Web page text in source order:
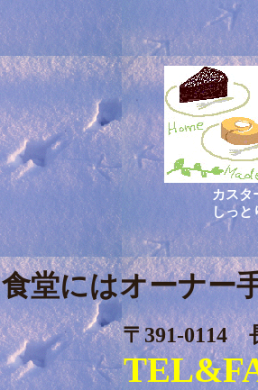
カスタ
しっ
食堂にはオーナー
〒391-0114